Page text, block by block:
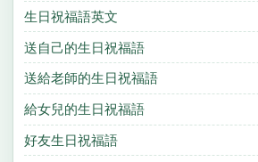
生日祝福語英文
送自己的生日祝福語
送給老師的生日祝福語
給女兒的生日祝福語
好友生日祝福語